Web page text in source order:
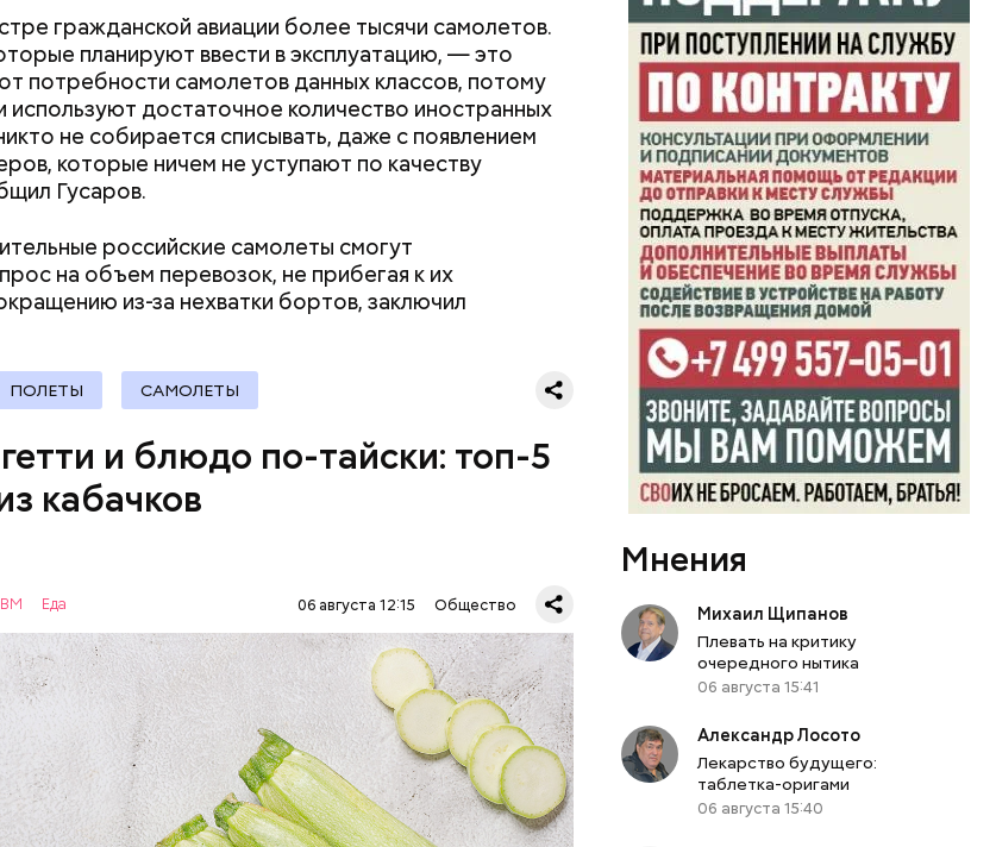
гражданской авиации более тысячи самолетов.
планируют ввести в эксплуатацию, — это
потребности самолетов данных классов, потому
используют достаточное количество иностранных
не собирается списывать, даже с появлением
которые ничем не уступают по качеству
Гусаров.
российские самолеты смогут
на объем перевозок, не прибегая к их
из-за нехватки бортов, заключил
ПОЛЕТЫ САМОЛЕТЫ
и блюдо по-тайски: топ-5
кабачков
Еда 06 августа 12:15 Общество
РЕЦЕПТЫ
Мнения
Михаил Щипанов
Плевать на критику
очередного нытика
06 августа 15:41
Александр Лосото
Лекарство будущего:
таблетка-оригами
06 августа 15:40